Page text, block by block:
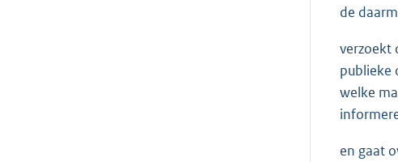
de
verzoekt
publieke
welke
en gaat